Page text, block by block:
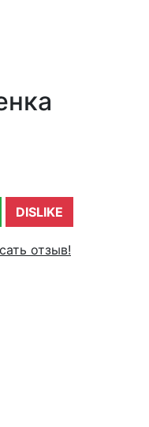
DISLIKE
отзыв!